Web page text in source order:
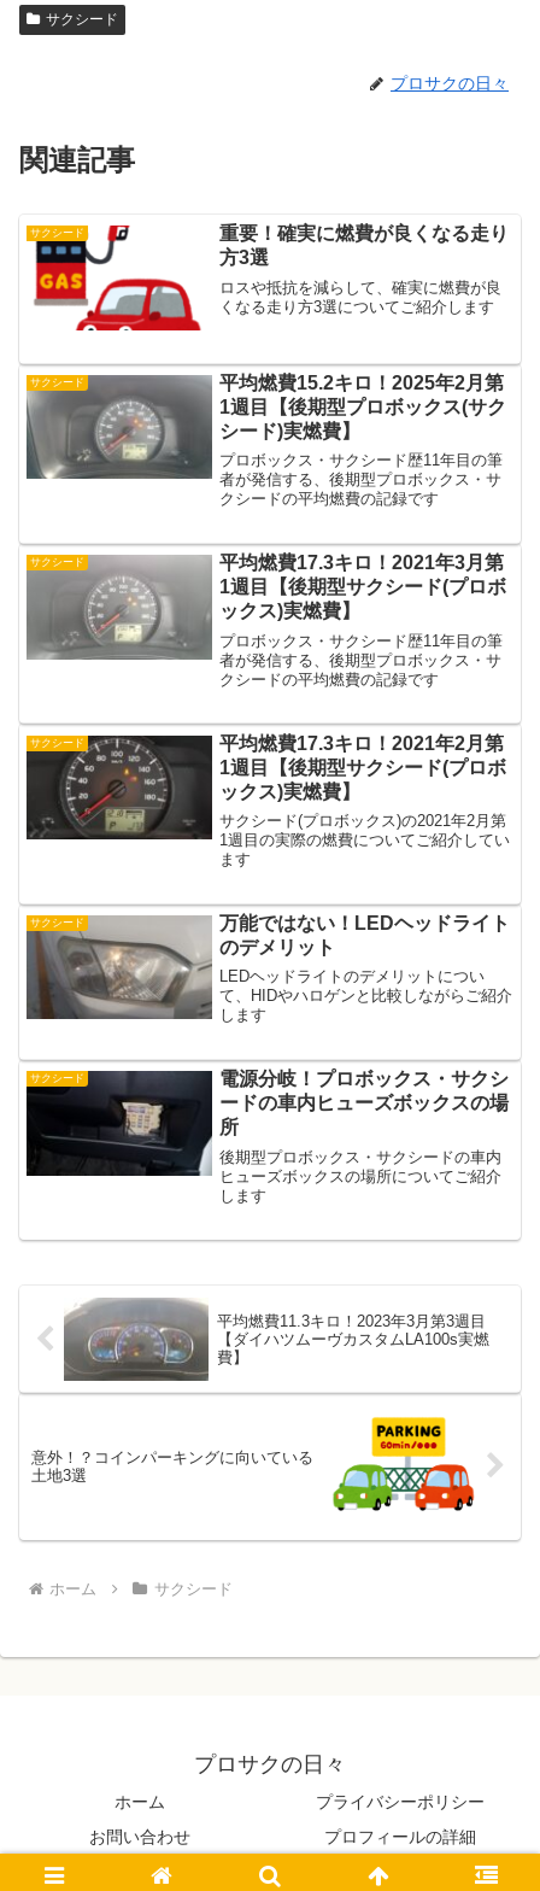
サクシード
プロサクの日々
関連記事
サクシード
重要！確実に燃費が良くなる走り
方3選
ロスや抵抗を減らして、確実に燃費が良
くなる走り方3選についてご紹介します
サクシード
平均燃費15.2キロ！2025年2月第
1週目【後期型プロボックス(サク
シード)実燃費】
プロボックス・サクシード歴11年目の筆
者が発信する、後期型プロボックス・サ
クシードの平均燃費の記録です
サクシード
平均燃費17.3キロ！2021年3月第
1週目【後期型サクシード(プロボ
ックス)実燃費】
プロボックス・サクシード歴11年目の筆
者が発信する、後期型プロボックス・サ
クシードの平均燃費の記録です
サクシード
平均燃費17.3キロ！2021年2月第
1週目【後期型サクシード(プロボ
ックス)実燃費】
サクシード(プロボックス)の2021年2月第
1週目の実際の燃費についてご紹介してい
ます
サクシード
万能ではない！LEDヘッドライト
のデメリット
LEDヘッドライトのデメリットについ
て、HIDやハロゲンと比較しながらご紹介
します
サクシード
電源分岐！プロボックス・サクシ
ードの車内ヒューズボックスの場
所
後期型プロボックス・サクシードの車内
ヒューズボックスの場所についてご紹介
します
平均燃費11.3キロ！2023年3月第3週目
【ダイハツムーヴカスタムLA100s実燃
費】
意外！？コインパーキングに向いている
土地3選
ホーム サクシード
プロサクの日々
ホーム
プライバシーポリシー
お問い合わせ
プロフィールの詳細
© 2021 プロサクの日々.